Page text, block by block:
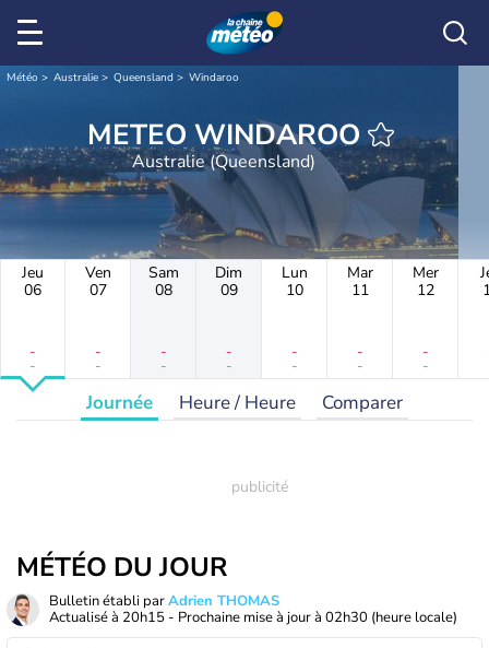
Météo Australie Queensland Windaroo
METEO WINDAROO
Australie (Queensland)
Jeu
06
-
-
Ven
07
-
-
Sam
08
-
-
Dim
09
-
-
Lun
10
-
-
Mar
11
-
-
Mer
12
-
-
Journée Heure / Heure Comparer
MÉTÉO DU JOUR
Bulletin établi parAdrien THOMAS
Actualisé à 20h15 - Prochaine mise à jour à 02h30 (heure locale)